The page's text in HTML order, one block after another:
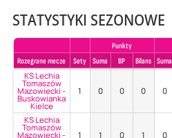
STATYSTYKI SEZONOWE
Punkty
Rozegrane mecze
Sety Suma BP Bilans Suma
KS Lechia
Tomaszów
Mazowiecki -
Buskowianka
Kielce
1 0 0 0 0
KS Lechia
Tomaszów
Mazowiecki - 1 1 0 1 0